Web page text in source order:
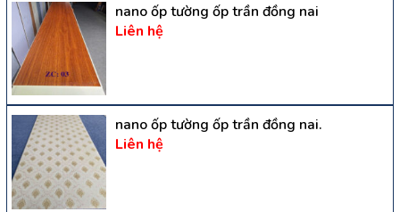
nano ốp tường ốp trần đồng nai
Liên hệ
nano ốp tường ốp trần đồng nai.
Liên hệ